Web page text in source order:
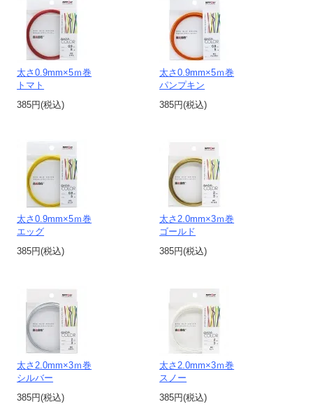
太さ0.9mm×5ｍ巻
トマト
385円(税込)
太さ0.9mm×5ｍ巻
パンプキン
385円(税込)
太さ0.9mm×5ｍ巻
エッグ
385円(税込)
太さ2.0mm×3ｍ巻
ゴールド
385円(税込)
太さ2.0mm×3ｍ巻
シルバー
385円(税込)
太さ2.0mm×3ｍ巻
スノー
385円(税込)